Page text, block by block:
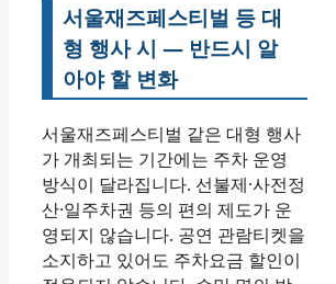
서울재즈페스티벌 등 대
형 행사 시 — 반드시 알
아야 할 변화
서울재즈페스티벌 같은 대형 행사
가 개최되는 기간에는 주차 운영
방식이 달라집니다. 선불제·사전정
산·일주차권 등의 편의 제도가 운
영되지 않습니다. 공연 관람티켓을
소지하고 있어도 주차요금 할인이